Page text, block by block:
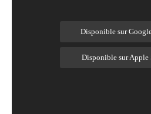
Disponible sur
Disponible sur Apple